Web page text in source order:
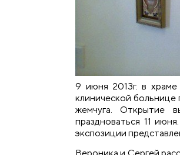
9 июня 2013г. в
клинической больнице
жемчуга. Открытие
праздноваться 11
экспозиции